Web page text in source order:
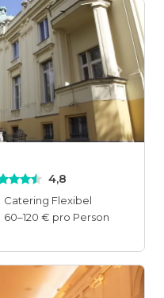
4,8
Catering Flexibel
60–120 € pro Person